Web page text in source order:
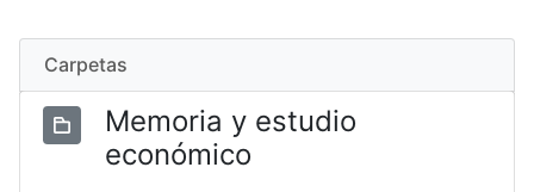
Carpetas
Memoria y estudio
económico